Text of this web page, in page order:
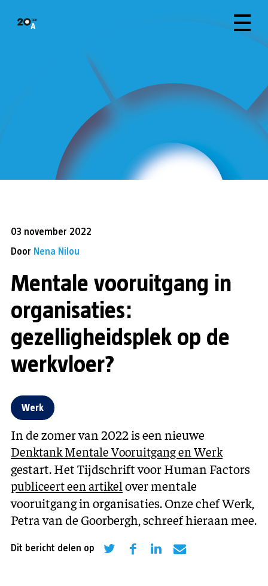
03 november 2022
Door Nena Nilou
Mentale vooruitgang in
organisaties:
gezelligheidsplek op de
werkvloer?
Werk
In de zomer van 2022 is een nieuwe
Denktank Mentale Vooruitgang en Werk
gestart. Het Tijdschrift voor Human Factors
publiceert een artikel over mentale
vooruitgang in organisaties. Onze chef Werk,
Petra van de Goorbergh, schreef hieraan mee.
Dit bericht delen op